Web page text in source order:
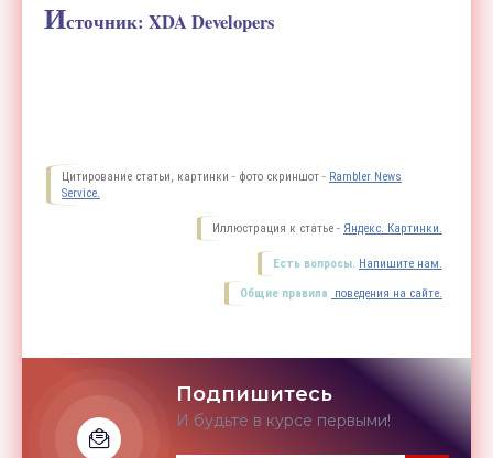
Источник: XDA Developers
Цитирование статьи, картинки - фото скриншот - Rambler News
Service.
Иллюстрация к статье - Яндекс. Картинки.
Есть вопросы. Напишите нам.
Общие правила поведения на сайте.
Подпишитесь
И будьте в курсе первыми!